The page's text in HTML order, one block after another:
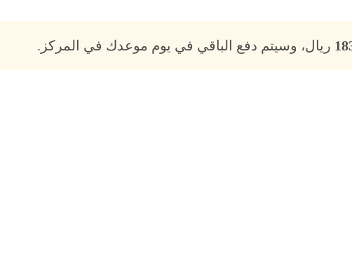
ريال، وسيتم دفع الباقي في يوم موعدك في المركز.